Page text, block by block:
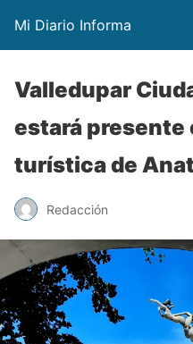
Mi Diario Informa
Valledupar
estará presente
turística de
Redacción